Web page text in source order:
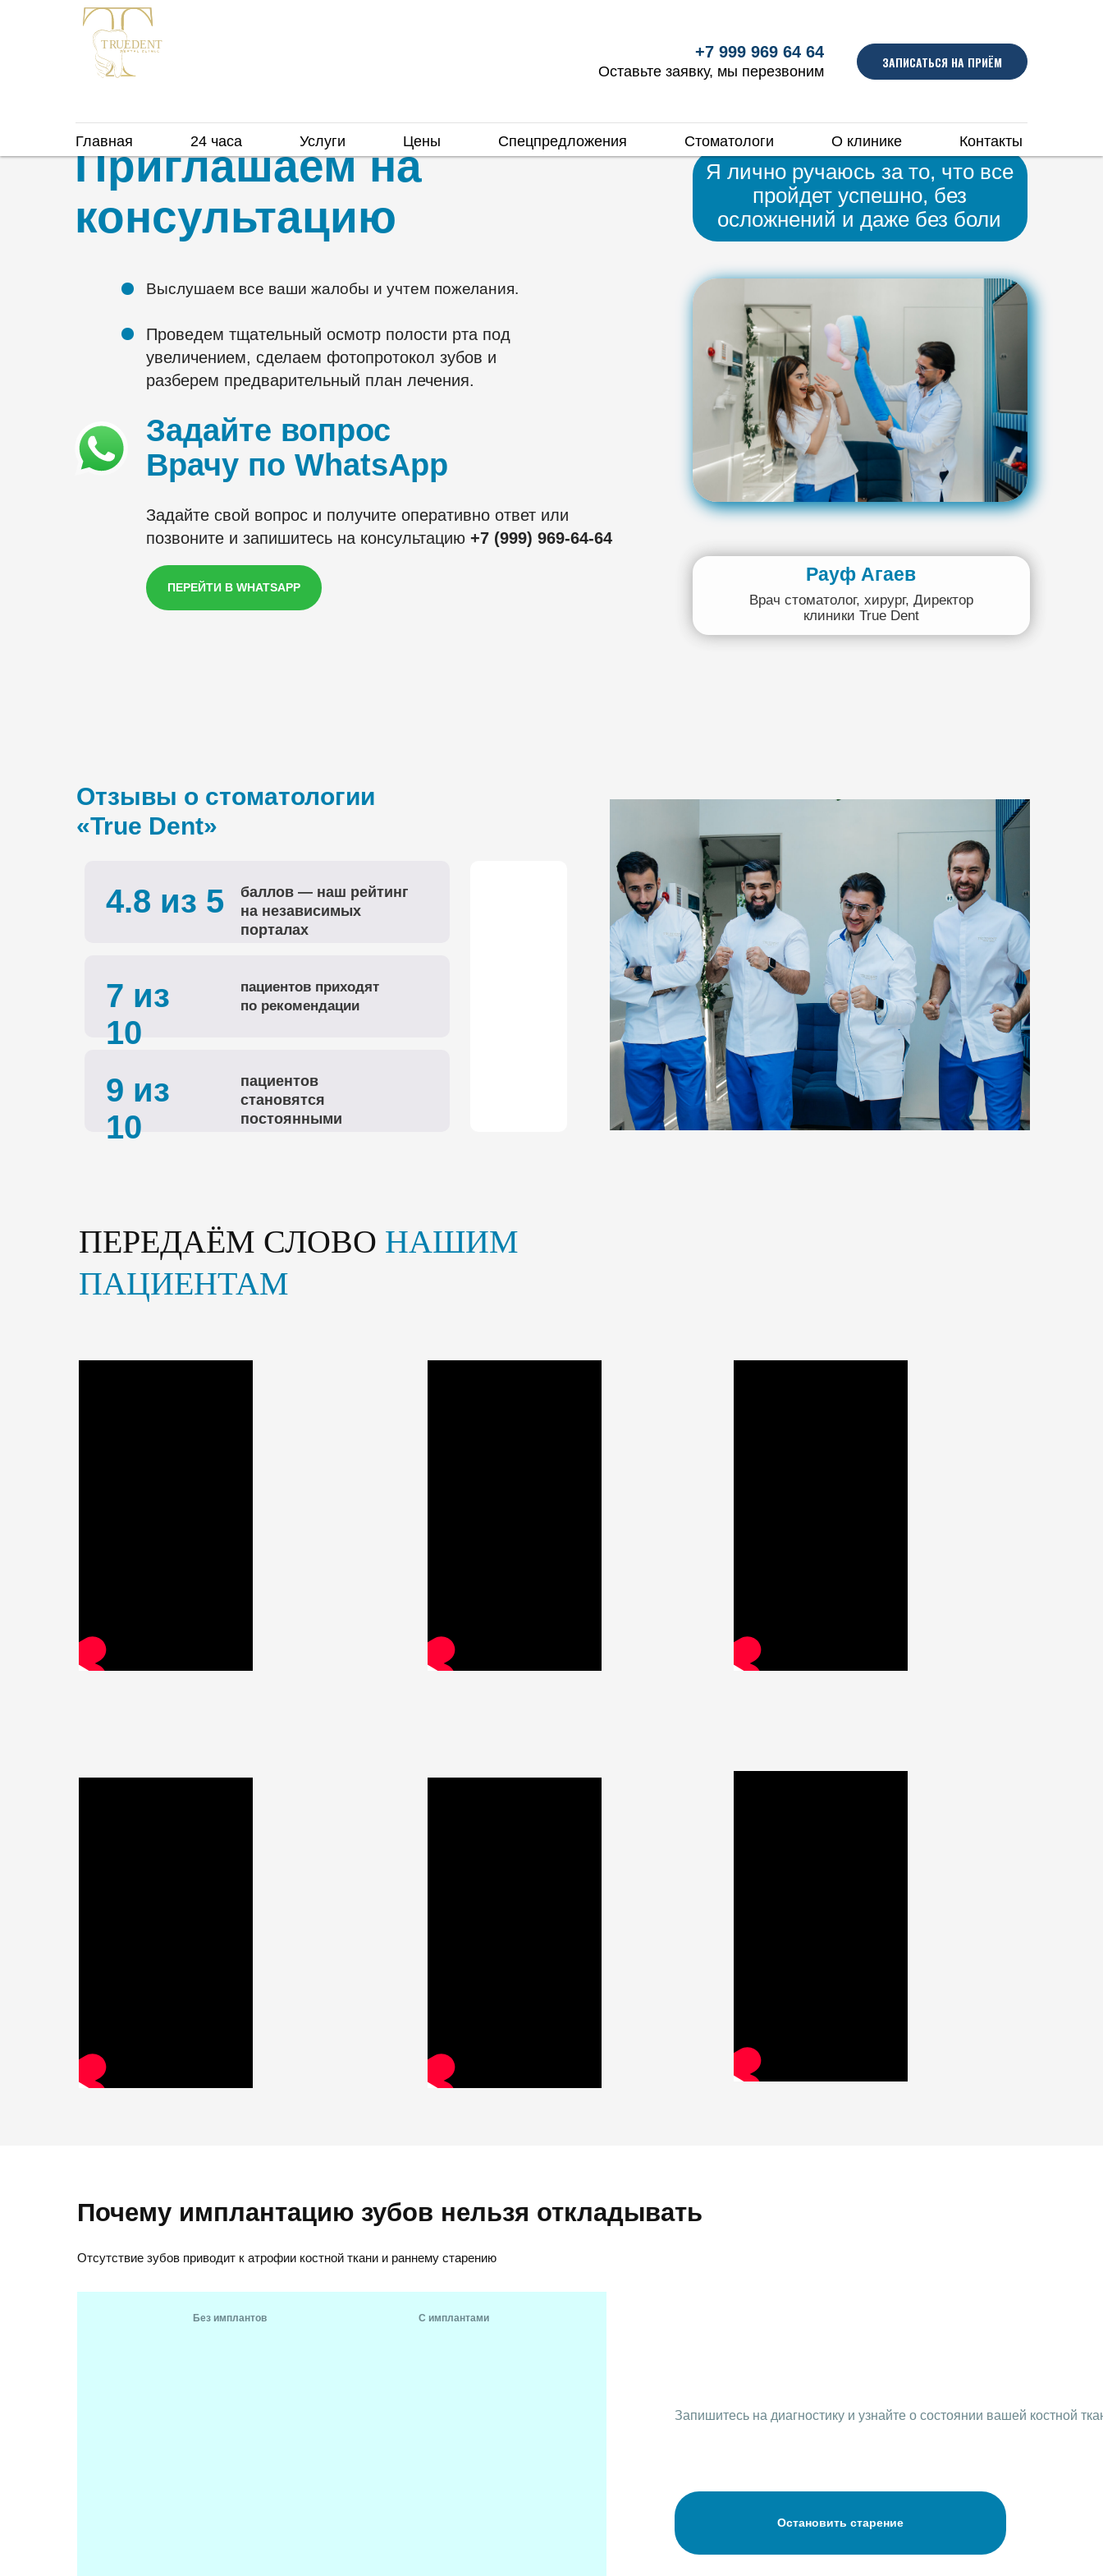
г. Москва, м. Марьино
+7 999 969 64 64
Оставьте заявку, мы перезвоним
ЗАПИСАТЬСЯ НА ПРИЁМ
Главная 24 часа Услуги Цены Спецпредложения Стоматологи О клинике Контакты
Я лично ручаюсь за то, что все
пройдет успешно, без
осложнений и даже без боли
Рауф Агаев
Врач стоматолог, хирург, Директор
клиники True Dent
Задайте вопрос
Врачу по WhatsApp
Задайте свой вопрос и получите оперативно ответ или
позвоните и запишитесь на консультацию +7 (999) 969-64-64
Выслушаем все ваши жалобы и учтем пожелания.
Приглашаем на
консультацию
Проведем тщательный осмотр полости рта под
увеличением, сделаем фотопротокол зубов и
разберем предварительный план лечения.
ПЕРЕЙТИ В WHATSAPP
Отзывы о стоматологии
«True Dent»
4.8 из 5
баллов — наш рейтинг
на независимых
порталах
7 из
10
пациентов приходят
по рекомендации
9 из
10
пациентов
становятся
постоянными
ПЕРЕДАЁМ СЛОВО НАШИМ
ПАЦИЕНТАМ
Почему имплантацию зубов нельзя откладывать
Отсутствие зубов приводит к атрофии костной ткани и раннему старению
Без имплантов С имплантами
Запишитесь на диагностику и узнайте о состоянии вашей костной
Остановить старение